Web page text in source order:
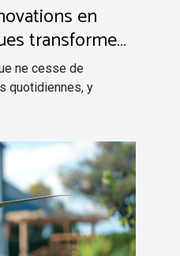
en
transforment
ne cesse de
quotidiennes, y